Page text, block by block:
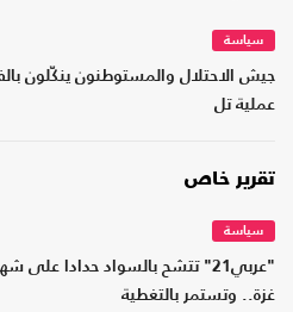
سياسة
جيش الاحتلال والمستوطنون ينكّلون
عملية تل
تقرير خاص
سياسة
"عربي21" تتشح بالسواد حدادا
غزة.. وتستمر بالتغطية